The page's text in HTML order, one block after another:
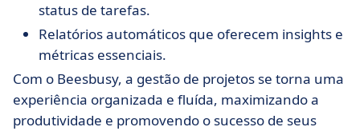
status de tarefas.
Relatórios automáticos que oferecem insights e
métricas essenciais.
Com o Beesbusy, a gestão de projetos se torna uma
experiência organizada e fluída, maximizando a
produtividade e promovendo o sucesso de seus